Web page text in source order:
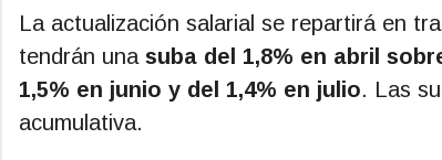
La actualización salarial se repartirá en
tendrán una suba del 1,8% en abril
1,5% en junio y del 1,4% en julio. Las
acumulativa.